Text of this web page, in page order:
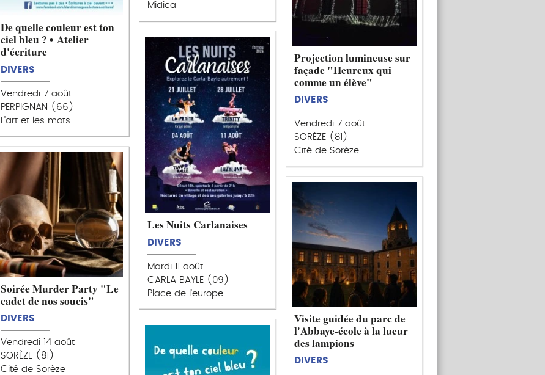
Midica
De quelle couleur est ton
ciel bleu ? • Atelier
d'écriture
DIVERS
Vendredi 7 août
PERPIGNAN (66)
L'art et les mots
Projection lumineuse sur
façade "Heureux qui
comme un élève"
DIVERS
Vendredi 7 août
SORÈZE (81)
Cité de Sorèze
Les Nuits Carlanaises
DIVERS
Mardi 11 août
CARLA BAYLE (09)
Place de l'europe
Soirée Murder Party "Le
cadet de nos soucis"
DIVERS
Vendredi 14 août
SORÈZE (81)
Cité de Sorèze
Visite guidée du parc de
l'Abbaye-école à la lueur
des lampions
DIVERS